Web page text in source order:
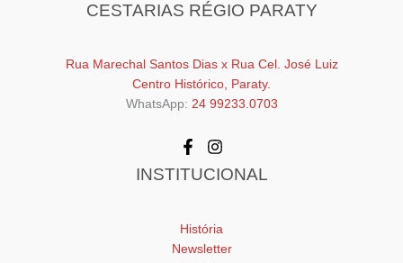
CESTARIAS RÉGIO PARATY
Rua Marechal Santos Dias x Rua Cel. José Luiz
Centro Histórico, Paraty.
WhatsApp: 24 99233.0703
INSTITUCIONAL
História
Newsletter